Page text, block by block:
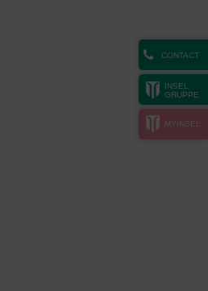
CONTACT
INSEL
GRUPPE
MYINSEL